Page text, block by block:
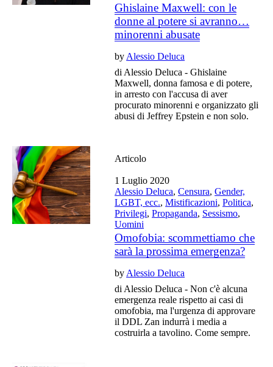
Ghislaine Maxwell: con le
donne al potere si avranno…
minorenni abusate
by Alessio Deluca
di Alessio Deluca - Ghislaine
Maxwell, donna famosa e di potere,
in arresto con l'accusa di aver
procurato minorenni e organizzato gli
abusi di Jeffrey Epstein e non solo.
Articolo
1 Luglio 2020
Alessio Deluca,Censura,Gender,
LGBT, ecc.,Mistificazioni,Politica,
Privilegi,Propaganda, Sessismo,
Uomini
Omofobia: scommettiamo che
sarà la prossima emergenza?
by Alessio Deluca
di Alessio Deluca - Non c'è alcuna
emergenza reale rispetto ai casi di
omofobia, ma l'urgenza di approvare
il DDL Zan indurrà i media a
costruirla a tavolino. Come sempre.